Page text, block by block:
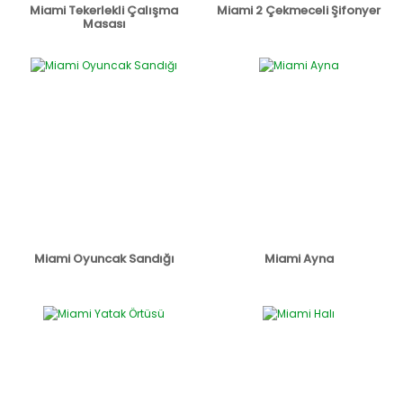
Miami Tekerlekli Çalışma
Masası
Miami 2 Çekmeceli Şifonyer
Miami Oyuncak Sandığı Miami Ayna